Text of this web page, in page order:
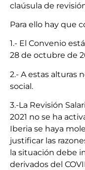
claúsula de
Para ello hay que
1.- El Convenio
28 de octubre de
2.- A estas alturas
social.
3.-La Revisión
2021 no se ha
Iberia se haya
justificar las
la situación debe
derivados del